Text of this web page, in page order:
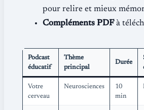
pour relire et mieux
Compléments PDFà
Podcast
éducatif
Thème
principal
Durée
Votre
cerveau
Neurosciences
10
min